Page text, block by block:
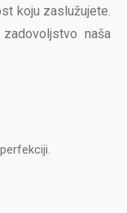
koju zaslužujete.
naša